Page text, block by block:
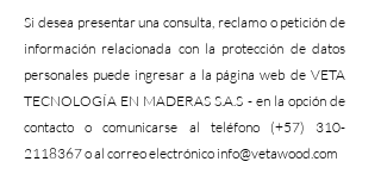
Si desea presentar una consulta, reclamo o petición de
información relacionada con la protección de datos
personales puede ingresar a la página web de VETA
TECNOLOGÍA EN MADERAS S.A.S - en la opción de
contacto o comunicarse al teléfono (+57) 310-
2118367o al correo electrónico info@vetawood.com